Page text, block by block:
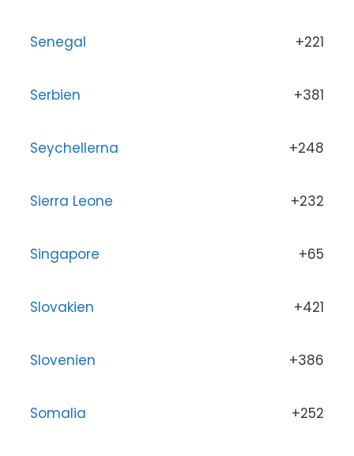
Senegal +221
Serbien +381
Seychellerna +248
Sierra Leone +232
Singapore +65
Slovakien +421
Slovenien +386
Somalia +252